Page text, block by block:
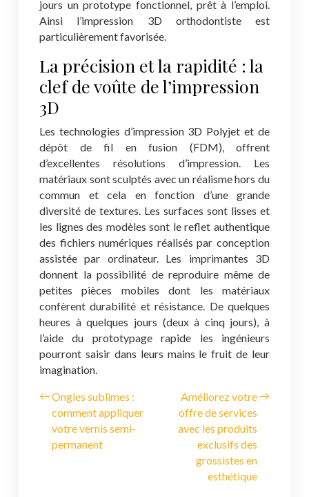
jours un prototype fonctionnel, prêt à l’emploi.
Ainsi l’impression 3D orthodontiste est
particulièrement favorisée.
La précision et la rapidité : la
clef de voûte de l’impression
3D
Les technologies d’impression 3D Polyjet et de
dépôt de fil en fusion (FDM), offrent
d’excellentes résolutions d’impression. Les
matériaux sont sculptés avec un réalisme hors du
commun et cela en fonction d’une grande
diversité de textures. Les surfaces sont lisses et
les lignes des modèles sont le reflet authentique
des fichiers numériques réalisés par conception
assistée par ordinateur. Les imprimantes 3D
donnent la possibilité de reproduire même de
petites pièces mobiles dont les matériaux
confèrent durabilité et résistance. De quelques
heures à quelques jours (deux à cinq jours), à
l’aide du prototypage rapide les ingénieurs
pourront saisir dans leurs mains le fruit de leur
imagination.
Ongles sublimes :
comment appliquer
votre vernis semi-
permanent
Améliorez votre
offre de services
avec les produits
exclusifs des
grossistes en
esthétique